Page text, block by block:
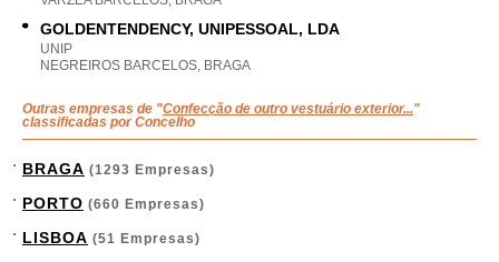
GOLDENTENDENCY, UNIPESSOAL, LDA
UNIP
NEGREIROS BARCELOS, BRAGA
Outras empresas de "Confecção de outro vestuário exterior..."
classificadas por Concelho
BRAGA (1293 Empresas)
PORTO (660 Empresas)
LISBOA (51 Empresas)